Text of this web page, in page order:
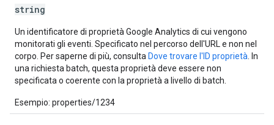
string
Un identificatore di proprietà Google Analytics di cui vengono
monitorati gli eventi. Specificato nel percorso dell'URL e non nel
corpo. Per saperne di più, consulta Dove trovare l'ID proprietà . In
una richiesta batch, questa proprietà deve essere non
specificata o coerente con la proprietà a livello di batch.
Esempio: properties/1234